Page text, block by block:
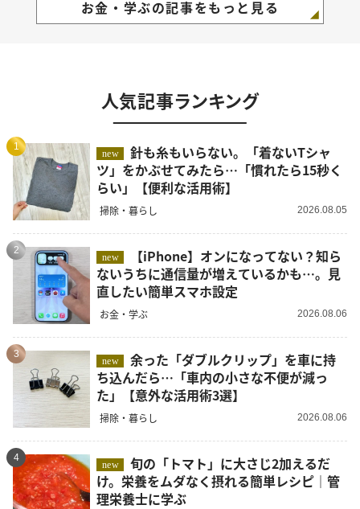
お金・学ぶの記事をもっと見る
人気記事ランキング
1
new
針も糸もいらない。「着ないTシャ
ツ」をかぶせてみたら…「慣れたら15秒く
らい」【便利な活用術】
掃除・暮らし 2026.08.05
2
new
ないうちに通信量が増えているかも…。見
直したい簡単スマホ設定
お金・学ぶ 2026.08.06
3
new
余った「ダブルクリップ」を車に持
ち込んだら…「車内の小さな不便が減っ
た」【意外な活用術3選】
掃除・暮らし 2026.08.06
4
new
旬の「トマト」に大さじ2加えるだ
け。栄養をムダなく摂れる簡単レシピ｜管
理栄養士に学ぶ